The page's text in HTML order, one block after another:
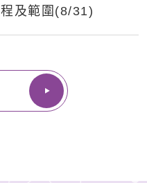
及範圍(8/31)